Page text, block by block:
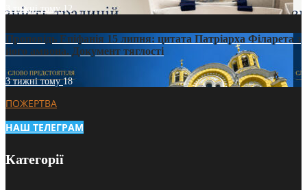
3 тижні тому12
Проповідь Епіфанія 15 липня: цитата Патріарха Філарета з
його амвона. Документ тяглості
3 тижні тому18
ПОЖЕРТВА
НАШ ТЕЛЕГРАМ
Категорії